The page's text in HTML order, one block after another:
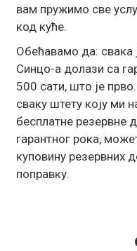
вам пружимо све
код куће.
Обећавамо да: свака
Синцо-а долази са
500 сати, што је
сваку штету коју ми
бесплатне резервне
гарантног рока,
куповину резервних
поправку.